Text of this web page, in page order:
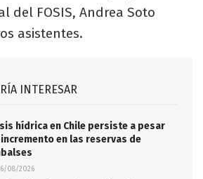
del FOSIS, Andrea Soto
asistentes.
INTERESAR
hídrica en Chile persiste a pesar
en las reservas de
08/2026